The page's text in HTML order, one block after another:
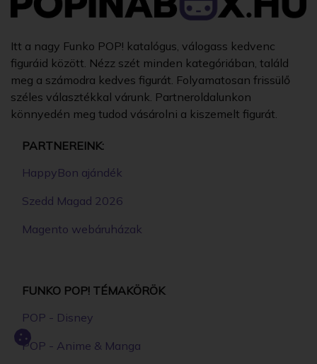
Itt a nagy Funko POP! katalógus, válogass kedvenc
figuráid között. Nézz szét minden kategóriában, találd
meg a számodra kedves figurát. Folyamatosan frissülő
széles választékkal várunk. Partneroldalunkon
könnyedén meg tudod vásárolni a kiszemelt figurát.
PARTNEREINK:
HappyBon ajándék
Szedd Magad 2026
Magento webáruházak
FUNKO POP! TÉMAKÖRÖK
POP - Disney
POP - Anime & Manga